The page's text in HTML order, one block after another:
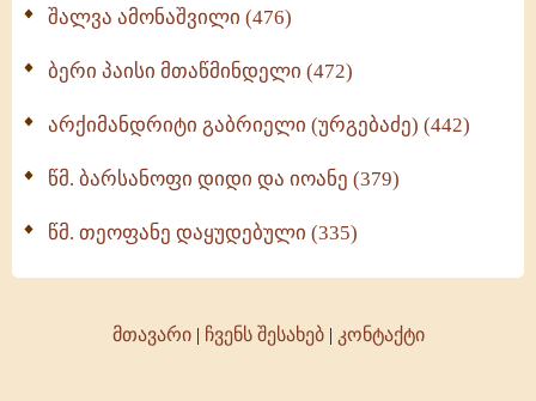
შალვა ამონაშვილი (476)
ბერი პაისი მთაწმინდელი (472)
არქიმანდრიტი გაბრიელი (ურგებაძე) (442)
წმ. ბარსანოფი დიდი და იოანე (379)
წმ. თეოფანე დაყუდებული (335)
მთავარი| ჩვენს შესახებ| კონტაქტი